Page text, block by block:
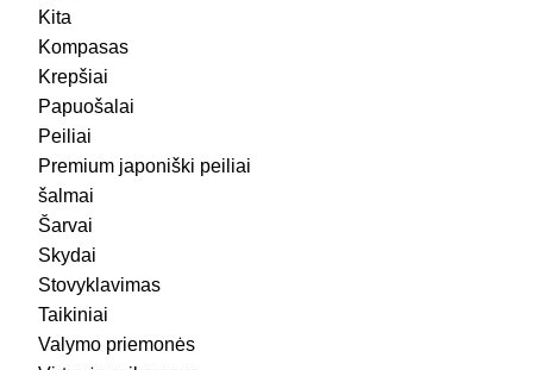
Kita
Kompasas
Krepšiai
Papuošalai
Peiliai
Premium japoniški peiliai
šalmai
Šarvai
Skydai
Stovyklavimas
Taikiniai
Valymo priemonės